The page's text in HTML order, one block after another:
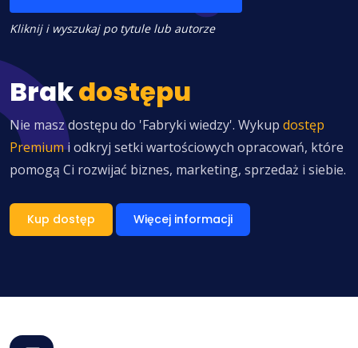
Kliknij i wyszukaj po tytule lub autorze
Brakdostępu
Nie masz dostępu do 'Fabryki wiedzy'. Wykup dostęp
Premiumi odkryj setki wartościowych opracowań, które
pomogą Ci rozwijać biznes, marketing, sprzedaż i siebie.
Kup dostęp Więcej informacji